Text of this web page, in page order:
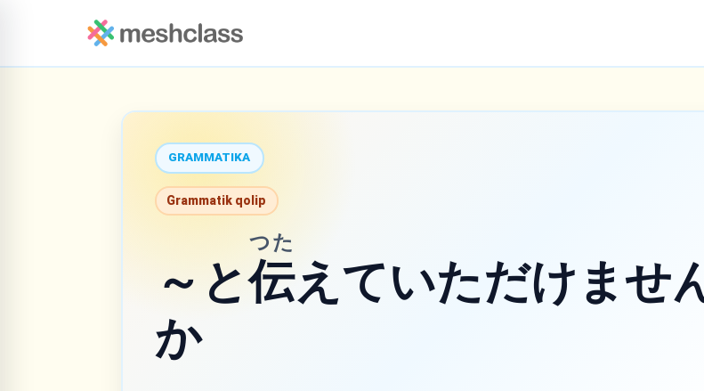
GRAMMATIKA
Grammatik qolip
～と伝
つた
えていただけませ
か